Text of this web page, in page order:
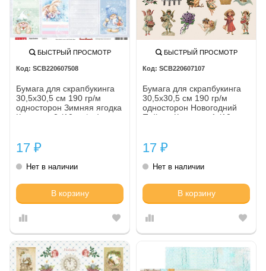
БЫСТРЫЙ ПРОСМОТР
SCB220607508
Бумага для скрапбукинга
30,5х30,5 см 190 гр/м
одноcторон Зимняя ягодка
Карточки 2 (10 шт*уп)
17 ₽
Нет в наличии
В корзину
БЫСТРЫЙ ПРОСМОТР
SCB220607107
Бумага для скрапбукинга
30,5х30,5 см 190 гр/м
односторон Новогодний
Пейзаж Карточки 1 (10
17 ₽
Нет в наличии
В корзину